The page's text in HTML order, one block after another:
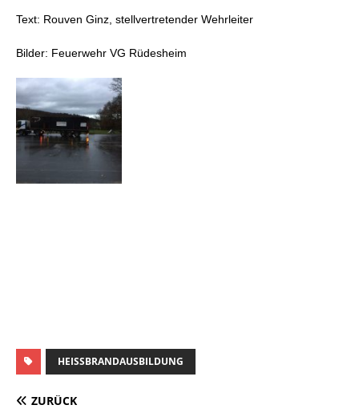
Text: Rouven Ginz, stellvertretender Wehrleiter
Bilder: Feuerwehr VG Rüdesheim
HEISSBRANDAUSBILDUNG
ZURÜCK